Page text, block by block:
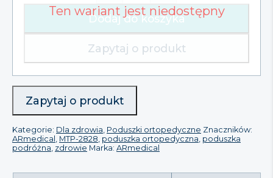
Poduszka
Ortopedyczna,
EXCLUSIVE
TRAVEL
MTP-
2828
-
ARmedical
Dodaj do koszyka
Zapytaj o produkt
Kategorie: Dla zdrowia Poduszki ortopedyczne Znaczników:
ARmedical MTP-2828 poduszka ortopedyczna poduszka
podróżna zdrowie Marka: ARmedical
Zapytaj o produkt